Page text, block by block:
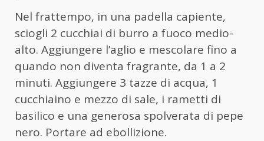
Nel frattempo, in una padella capiente,
sciogli 2 cucchiai di burro a fuoco medio-
alto. Aggiungere l’aglio e mescolare fino a
quando non diventa fragrante, da 1 a 2
minuti. Aggiungere 3 tazze di acqua, 1
cucchiaino e mezzo di sale, i rametti di
basilico e una generosa spolverata di pepe
nero. Portare ad ebollizione.